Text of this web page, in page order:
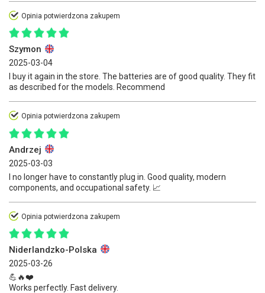
Opinia potwierdzona zakupem
Szymon
2025-03-04
I buy it again in the store. The batteries are of good quality. They fit
as described for the models. Recommend
Opinia potwierdzona zakupem
Andrzej
2025-03-03
I no longer have to constantly plug in. Good quality, modern
components, and occupational safety. 📈
Opinia potwierdzona zakupem
Niderlandzko-Polska
2025-03-26
💪🔥❤️
Works perfectly. Fast delivery.